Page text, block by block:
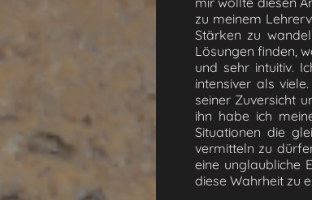
zu meinem
Stärken zu
Lösungen finden,
und sehr intuitiv.
intensiver als
seiner Zuversicht
ihn habe ich
Situationen die
vermitteln zu
eine unglaubliche
diese Wahrheit zu